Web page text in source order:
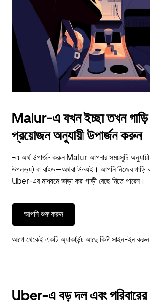
the
calendar.
Malur-এ যখন ইচ্ছা তখন গাড়ি
প্রয়োজন অনুযায়ী উপার্জন করুন
-এ অর্থ উপার্জন করুন Malur আপনার সময়সূচি অনুযায়ী
উপলভ্য) বা রাইড—অথবা উভয়ই। আপনি নিজের গাড়ি
Uber-এর মাধ্যমে ভাড়া করা গাড়ী বেছে নিতে পারেন।
আপনি শুরু করুন
আগে থেকেই একটি অ্যাকাউন্ট আছে কি? সাইন-ইন করুন
Uber-এ বড় দল এবং পরিবারের